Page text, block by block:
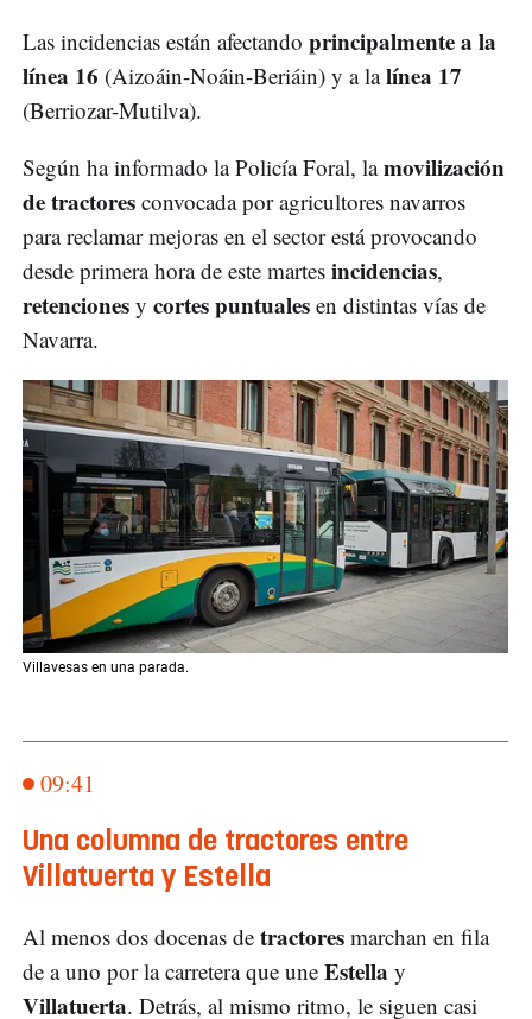
Las incidencias están afectando principalmente a la
línea 16 (Aizoáin-Noáin-Beriáin) y a lalínea 17
(Berriozar-Mutilva).
Según ha informado la Policía Foral, lamovilización
de tractores convocada por agricultores navarros
para reclamar mejoras en el sector está provocando
desde primera hora de este martes incidencias,
retenciones y cortes puntuales en distintas vías de
Navarra.
Villavesas en una parada.
09:41
Una columna de tractores entre
Villatuerta y Estella
Al menos dos docenas de tractores marchan en fila
de a uno por la carretera que une Estella y
Villatuerta. Detrás, al mismo ritmo, le siguen casi